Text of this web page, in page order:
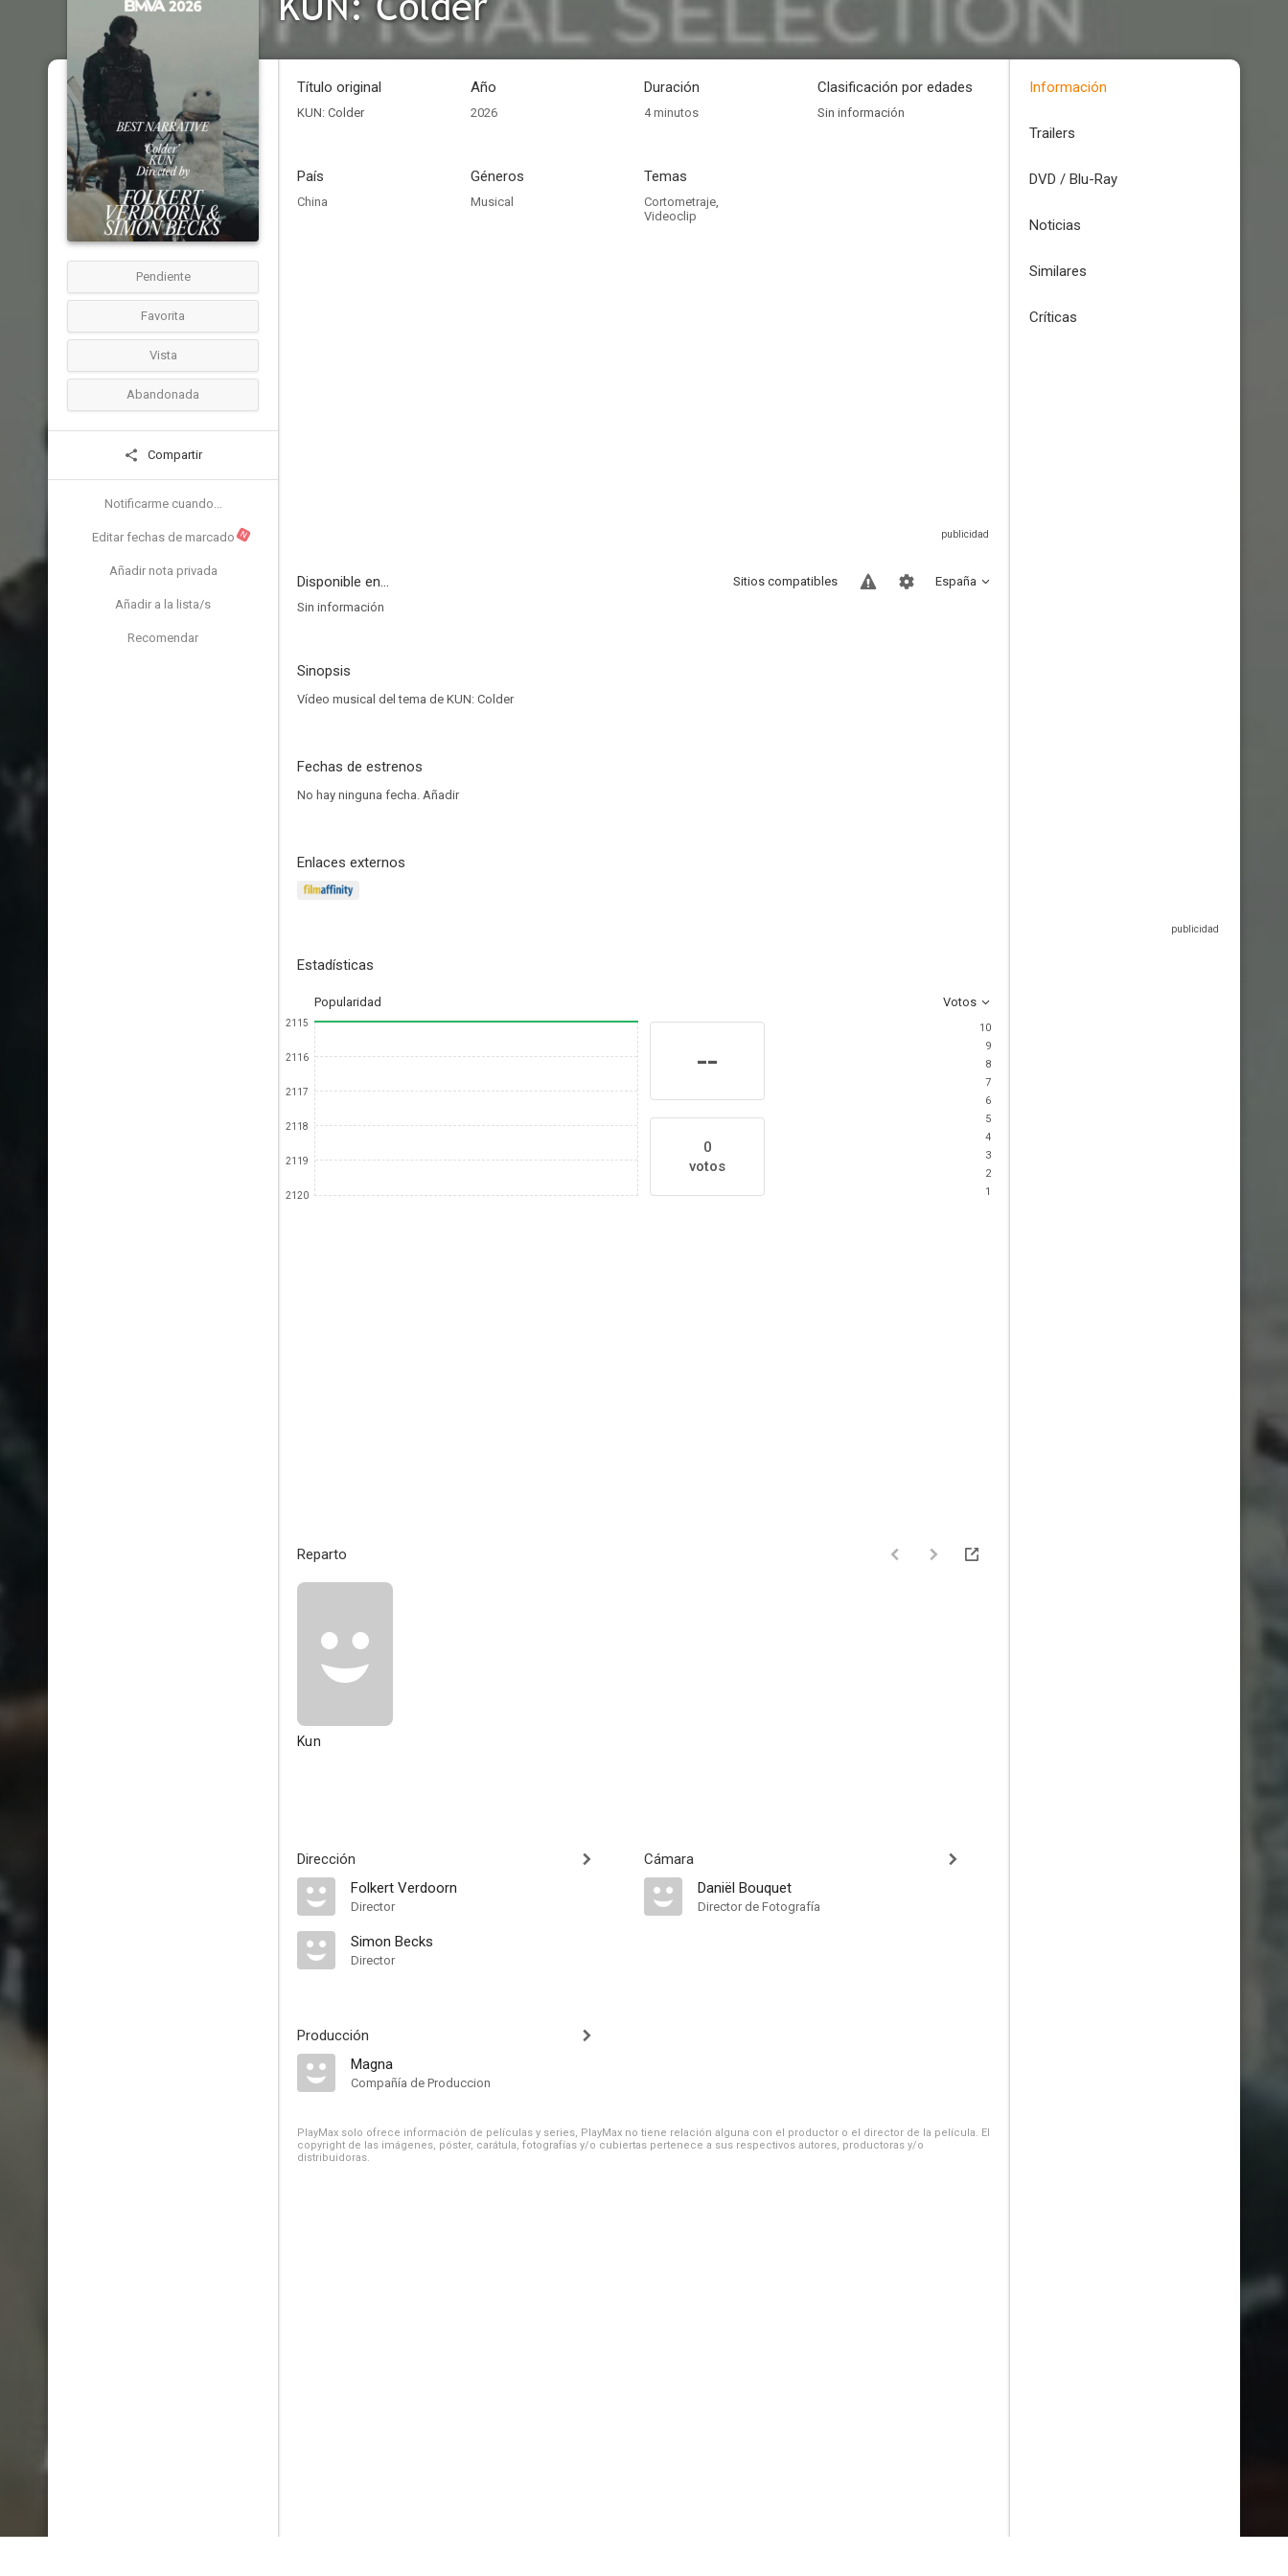
Pendiente
Favorita
Vista
Abandonada
Compartir
Notificarme cuando...
Editar fechas de marcado N
Añadir nota privada
Añadir a la lista/s
Recomendar
Título original
KUN: Colder
Año
2026
Duración
4 minutos
Clasificación por edades
Sin información
País
China
Géneros
Musical
Temas
Cortometraje,
Videoclip
Disponible en... España
Sitios compatibles
Sin información
Sinopsis
Vídeo musical del tema de KUN: Colder
Fechas de estrenos
No hay ninguna fecha. Añadir
Enlaces externos
Estadísticas
Popularidad Votos
2115
2116
2117
2118
2119
2120
--
0
votos
10
9
8
7
6
5
4
3
2
1
Reparto
Kun
Dirección
Folkert Verdoorn
Director
Simon Becks
Director
Producción
Magna
Compañía de Produccion
Cámara
Daniël Bouquet
Director de Fotografía
PlayMax solo ofrece información de películas y series, PlayMax no tiene relación alguna con el productor o el director de la película. El
copyright de las imágenes, póster, carátula, fotografías y/o cubiertas pertenece a sus respectivos autores, productoras y/o
distribuidoras.
Información
Trailers
DVD / Blu-Ray
Noticias
Similares
Críticas